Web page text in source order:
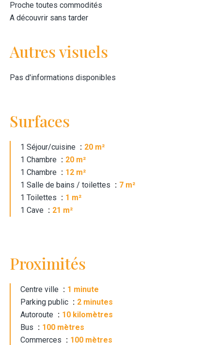
Proche toutes commodités
A découvrir sans tarder
Autres visuels
Pas d'informations disponibles
Surfaces
1 Séjour/cuisine
20 m²
1 Chambre
20 m²
1 Chambre
12 m²
1 Salle de bains / toilettes
7 m²
1 Toilettes
1 m²
1 Cave
21 m²
Proximités
Centre ville
1 minute
Parking public
2 minutes
Autoroute
10 kilomètres
Bus
100 mètres
Commerces
100 mètres